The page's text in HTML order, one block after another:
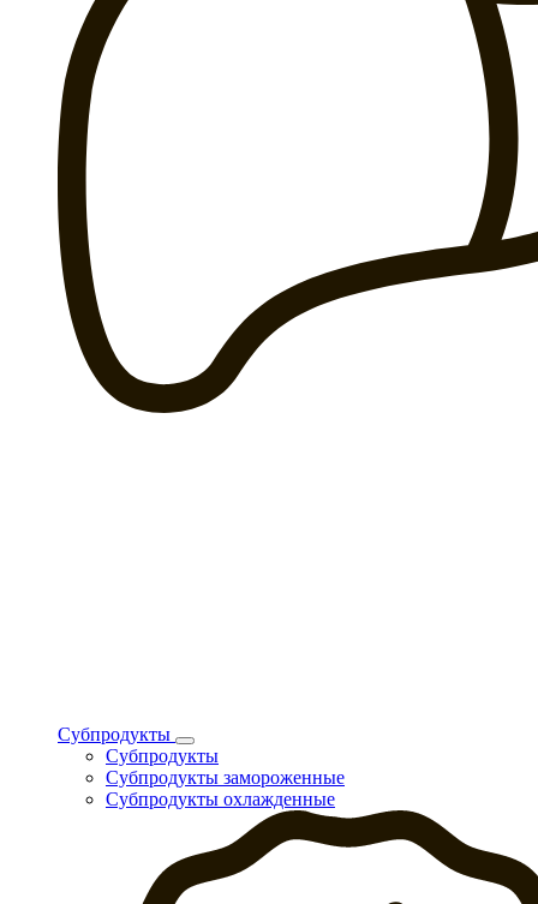
Субпродукты
Субпродукты
Субпродукты замороженные
Субпродукты охлажденные